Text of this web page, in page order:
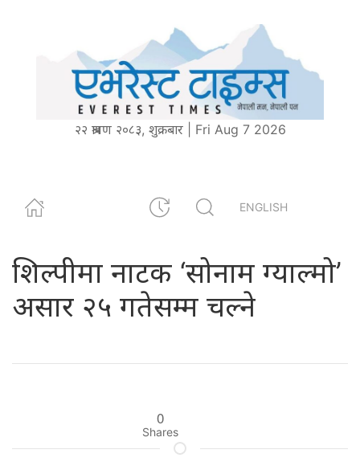
२२ श्रावण २०८३, शुक्रबार | Fri Aug 7 2026
ENGLISH
शिल्पीमा नाटक ‘सोनाम ग्याल्मो’
असार २५ गतेसम्म चल्ने
0
Shares